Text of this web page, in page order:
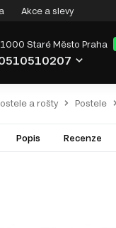
Akce a slevy
Staré Město Praha
a rošty Postele
Popis Recenze